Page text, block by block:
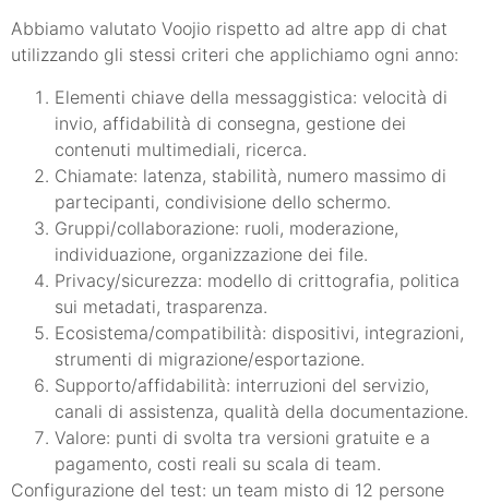
Abbiamo valutato Voojio rispetto ad altre app di chat
utilizzando gli stessi criteri che applichiamo ogni anno:
Elementi chiave della messaggistica: velocità di
invio, affidabilità di consegna, gestione dei
contenuti multimediali, ricerca.
Chiamate: latenza, stabilità, numero massimo di
partecipanti, condivisione dello schermo.
Gruppi/collaborazione: ruoli, moderazione,
individuazione, organizzazione dei file.
Privacy/sicurezza: modello di crittografia, politica
sui metadati, trasparenza.
Ecosistema/compatibilità: dispositivi, integrazioni,
strumenti di migrazione/esportazione.
Supporto/affidabilità: interruzioni del servizio,
canali di assistenza, qualità della documentazione.
Valore: punti di svolta tra versioni gratuite e a
pagamento, costi reali su scala di team.
Configurazione del test: un team misto di 12 persone